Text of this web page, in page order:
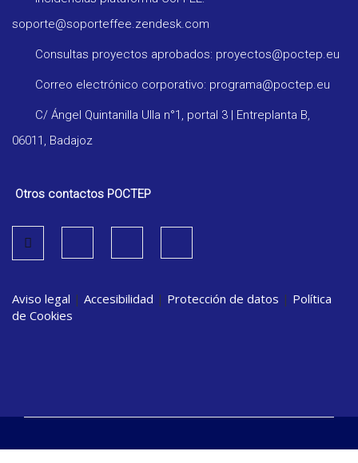
soporte@soporteffee.zendesk.com
Consultas proyectos aprobados: proyectos@poctep.eu
Correo electrónico corporativo: programa@poctep.eu
C/ Ángel Quintanilla Ulla n°1, portal 3 | Entreplanta B,
06011, Badajoz
Otros contactos POCTEP
Aviso legal | Accesibilidad | Protección de datos | Política
de Cookies